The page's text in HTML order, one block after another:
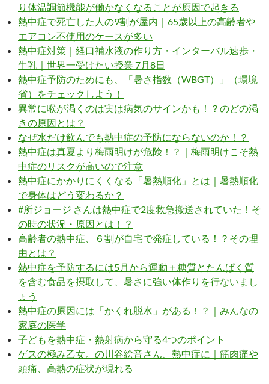
り体温調節機能が働かなくなることが原因で起きる
熱中症で死亡した人の9割が屋内｜65歳以上の高齢者や
エアコン不使用のケースが多い
熱中症対策｜経口補水液の作り方・インターバル速歩・
牛乳｜世界一受けたい授業 7月8日
熱中症予防のためにも、「暑さ指数（WBGT）」（環境
省）をチェックしよう！
異常に喉が渇くのは実は病気のサインかも！？のどの渇
きの原因とは？
なぜ水だけ飲んでも熱中症の予防にならないのか！？
熱中症は真夏より梅雨明けが危険！？｜梅雨明けこそ熱
中症のリスクが高いので注意
熱中症にかかりにくくなる「暑熱順化」とは｜暑熱順化
で身体はどう変わるか？
#所ジョージ さんは熱中症で2度救急搬送されていた！そ
の時の状況・原因とは！？
高齢者の熱中症、６割が自宅で発症している！？その理
由とは？
熱中症を予防するには5月から運動＋糖質とたんぱく質
を含む食品を摂取して、暑さに強い体作りを行ないまし
ょう
熱中症の原因には「かくれ脱水」がある！？｜みんなの
家庭の医学
子どもを熱中症・熱射病から守る4つのポイント
ゲスの極み乙女。の川谷絵音さん、熱中症に｜筋肉痛や
頭痛、高熱の症状が現れる